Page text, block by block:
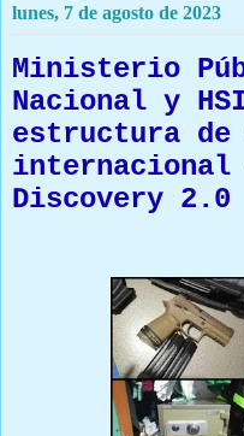
lunes, 7 de agosto de 2023
Ministerio
Nacional y
estructura de
internacional
Discovery 2.0